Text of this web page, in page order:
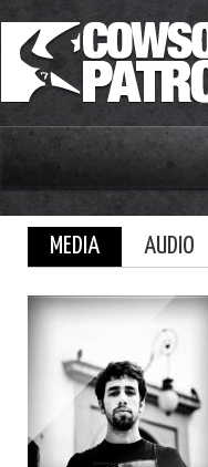
MEDIA AUDIO